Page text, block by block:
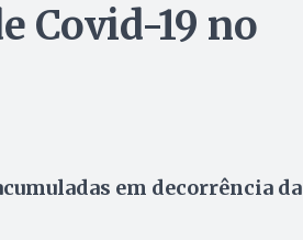
Covid-19 no
em decorrência da